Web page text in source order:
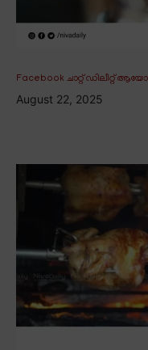
Facebook ചാറ്റ് ഡിലീറ്റ്
August 22, 2025